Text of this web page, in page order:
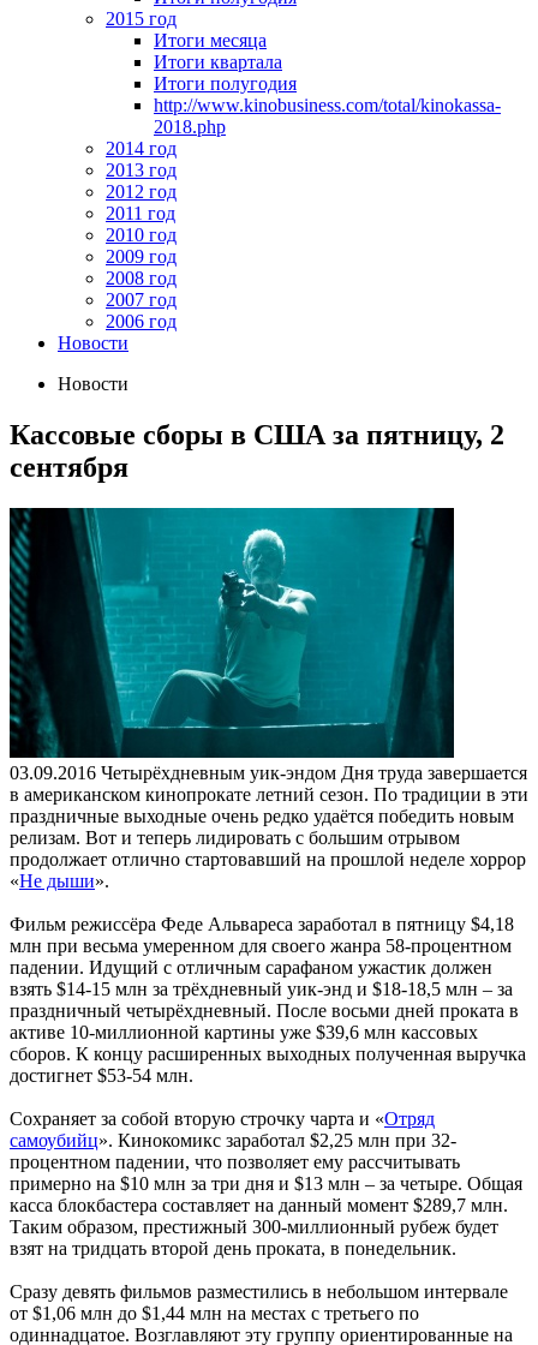
2015 год
Итоги месяца
Итоги квартала
Итоги полугодия
http://www.kinobusiness.com/total/kinokassa-
2018.php
2014 год
2013 год
2012 год
2011 год
2010 год
2009 год
2008 год
2007 год
2006 год
Новости
Новости
Кассовые сборы в США за пятницу, 2
сентября
03.09.2016 Четырёхдневным уик-эндом Дня труда завершается
в американском кинопрокате летний сезон. По традиции в эти
праздничные выходные очень редко удаётся победить новым
релизам. Вот и теперь лидировать c большим отрывом
продолжает отлично стартовавший на прошлой неделе хоррор
«Не дыши».
Фильм режиссёра Феде Альвареса заработал в пятницу $4,18
млн при весьма умеренном для своего жанра 58-процентном
падении. Идущий с отличным сарафаном ужастик должен
взять $14-15 млн за трёхдневный уик-энд и $18-18,5 млн – за
праздничный четырёхдневный. После восьми дней проката в
активе 10-миллионной картины уже $39,6 млн кассовых
сборов. К концу расширенных выходных полученная выручка
достигнет $53-54 млн.
Сохраняет за собой вторую строчку чарта и «Отряд
самоубийц». Кинокомикс заработал $2,25 млн при 32-
процентном падении, что позволяет ему рассчитывать
примерно на $10 млн за три дня и $13 млн – за четыре. Общая
касса блокбастера составляет на данный момент $289,7 млн.
Таким образом, престижный 300-миллионный рубеж будет
взят на тридцать второй день проката, в понедельник.
Сразу девять фильмов разместились в небольшом интервале
от $1,06 млн до $1,44 млн на местах с третьего по
одиннадцатое. Возглавляют эту группу ориентированные на